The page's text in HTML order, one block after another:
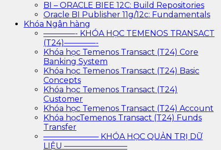
BI – ORACLE BIEE 12C: Build Repositories
Oracle BI Publisher 11g/12c: Fundamentals
Khóa Ngân hàng
————- KHÓA HỌC TEMENOS TRANSACT
(T24)————-
Khóa học Temenos Transact (T24) Core
Banking System
Khóa học Temenos Transact (T24) Basic
Concepts
Khóa học Temenos Transact (T24)
Customer
Khóa học Temenos Transact (T24) Account
Khóa họcTemenos Transact (T24) Funds
Transfer
——————— KHÓA HỌC QUẢN TRỊ DỮ
LIỆU ————————